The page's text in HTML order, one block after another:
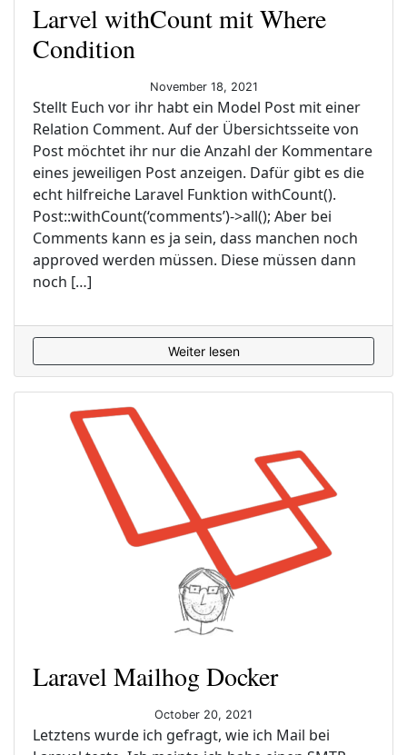
Larvel withCount mit Where
Condition
November 18, 2021
Stellt Euch vor ihr habt ein Model Post mit einer
Relation Comment. Auf der Übersichtsseite von
Post möchtet ihr nur die Anzahl der Kommentare
eines jeweiligen Post anzeigen. Dafür gibt es die
echt hilfreiche Laravel Funktion withCount().
Post::withCount(‘comments’)->all(); Aber bei
Comments kann es ja sein, dass manchen noch
approved werden müssen. Diese müssen dann
noch […]
Weiter lesen
Laravel Mailhog Docker
October 20, 2021
Letztens wurde ich gefragt, wie ich Mail bei